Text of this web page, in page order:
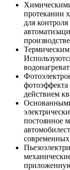
протекании
для
фотоэффекта
действием
постоянное